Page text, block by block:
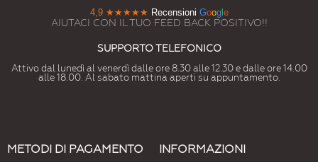
4,9 ★★★★★ Recensioni Googl e
AIUTACI CON IL TUO FEED BACK POSITIVO!!
SUPPORTO TELEFONICO
Attivo dal lunedì al venerdì dalle ore 8.30 alle 12.30 e dalle ore 14.00
alle 18.00. Al sabato mattina aperti su appuntamento.
METODI DI PAGAMENTO INFORMAZIONI